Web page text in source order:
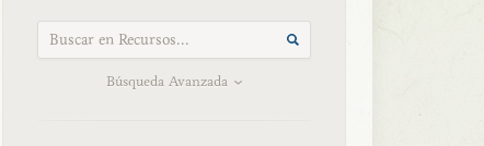
Búsqueda Avanzada